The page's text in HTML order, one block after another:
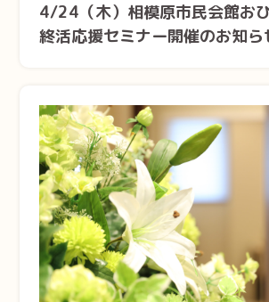
4/24（木）相模原市民会館お
終活応援セミナー開催のお知ら